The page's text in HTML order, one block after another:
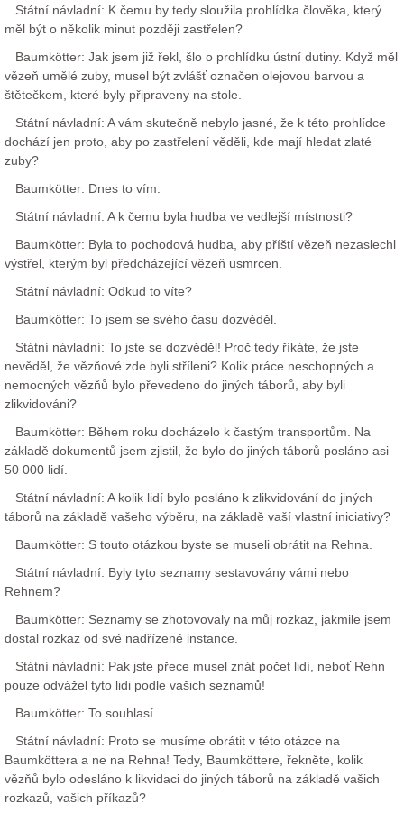
Státní návladní: K čemu by tedy sloužila prohlídka člověka, který
měl být o několik minut později zastřelen?
Baumkötter: Jak jsem již řekl, šlo o prohlídku ústní dutiny. Když měl
vězeň umělé zuby, musel být zvlášť označen olejovou barvou a
štětečkem, které byly připraveny na stole.
Státní návladní: A vám skutečně nebylo jasné, že k této prohlídce
dochází jen proto, aby po zastřelení věděli, kde mají hledat zlaté
zuby?
Baumkötter: Dnes to vím.
Státní návladní: A k čemu byla hudba ve vedlejší místnosti?
Baumkötter: Byla to pochodová hudba, aby příští vězeň nezaslechl
výstřel, kterým byl předcházející vězeň usmrcen.
Státní návladní: Odkud to víte?
Baumkötter: To jsem se svého času dozvěděl.
Státní návladní: To jste se dozvěděl! Proč tedy říkáte, že jste
nevěděl, že vězňové zde byli stříleni? Kolik práce neschopných a
nemocných vězňů bylo převedeno do jiných táborů, aby byli
zlikvidováni?
Baumkötter: Během roku docházelo k častým transportům. Na
základě dokumentů jsem zjistil, že bylo do jiných táborů posláno asi
50 000 lidí.
Státní návladní: A kolik lidí bylo posláno k zlikvidování do jiných
táborů na základě vašeho výběru, na základě vaší vlastní iniciativy?
Baumkötter: S touto otázkou byste se museli obrátit na Rehna.
Státní návladní: Byly tyto seznamy sestavovány vámi nebo
Rehnem?
Baumkötter: Seznamy se zhotovovaly na můj rozkaz, jakmile jsem
dostal rozkaz od své nadřízené instance.
Státní návladní: Pak jste přece musel znát počet lidí, neboť Rehn
pouze odvážel tyto lidi podle vašich seznamů!
Baumkötter: To souhlasí.
Státní návladní: Proto se musíme obrátit v této otázce na
Baumköttera a ne na Rehna! Tedy, Baumköttere, řekněte, kolik
vězňů bylo odesláno k likvidaci do jiných táborů na základě vašich
rozkazů, vašich příkazů?